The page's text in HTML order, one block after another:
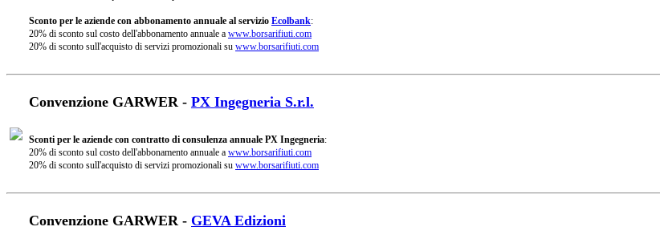
Sconto per le aziende con abbonamento annuale al servizio Ecolbank:
20% di sconto sul costo dell'abbonamento annuale a www.borsarifiuti.com
20% di sconto sull'acquisto di servizi promozionali su www.borsarifiuti.com
Convenzione GARWER - PX Ingegneria S.r.l.
Sconti per le aziende con contratto di consulenza annuale PX Ingegneria:
20% di sconto sul costo dell'abbonamento annuale a www.borsarifiuti.com
20% di sconto sull'acquisto di servizi promozionali su www.borsarifiuti.com
Convenzione GARWER - GEVA Edizioni